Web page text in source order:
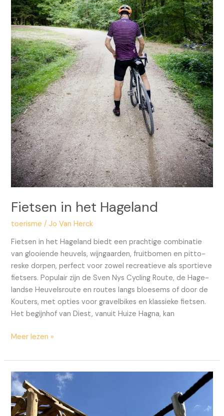
Fiet­sen in het Hage­land
toerisme /Jo Van Herck
Fiet­sen in het Hage­land biedt een prach­ti­ge com­bi­na­tie
van glooi­en­de heu­vels, wijn­gaar­den, fruit­bo­men en pit­to­
res­ke dor­pen, per­fect voor zowel recre­a­tie­ve als spor­tie­ve
fiet­sers. Popu­lair zijn de Sven Nys Cycling Rou­te, de Hage­
land­se Heu­vels­rou­te en rou­tes langs bloe­sems of door de
Kou­ters, met opties voor gra­vel­bi­kes en klas­sie­ke fiet­sen.
Het begijn­hof van Diest, van­uit Hui­ze Hag­na, kan
Meer lezen »
Ont­
span­
ning
met